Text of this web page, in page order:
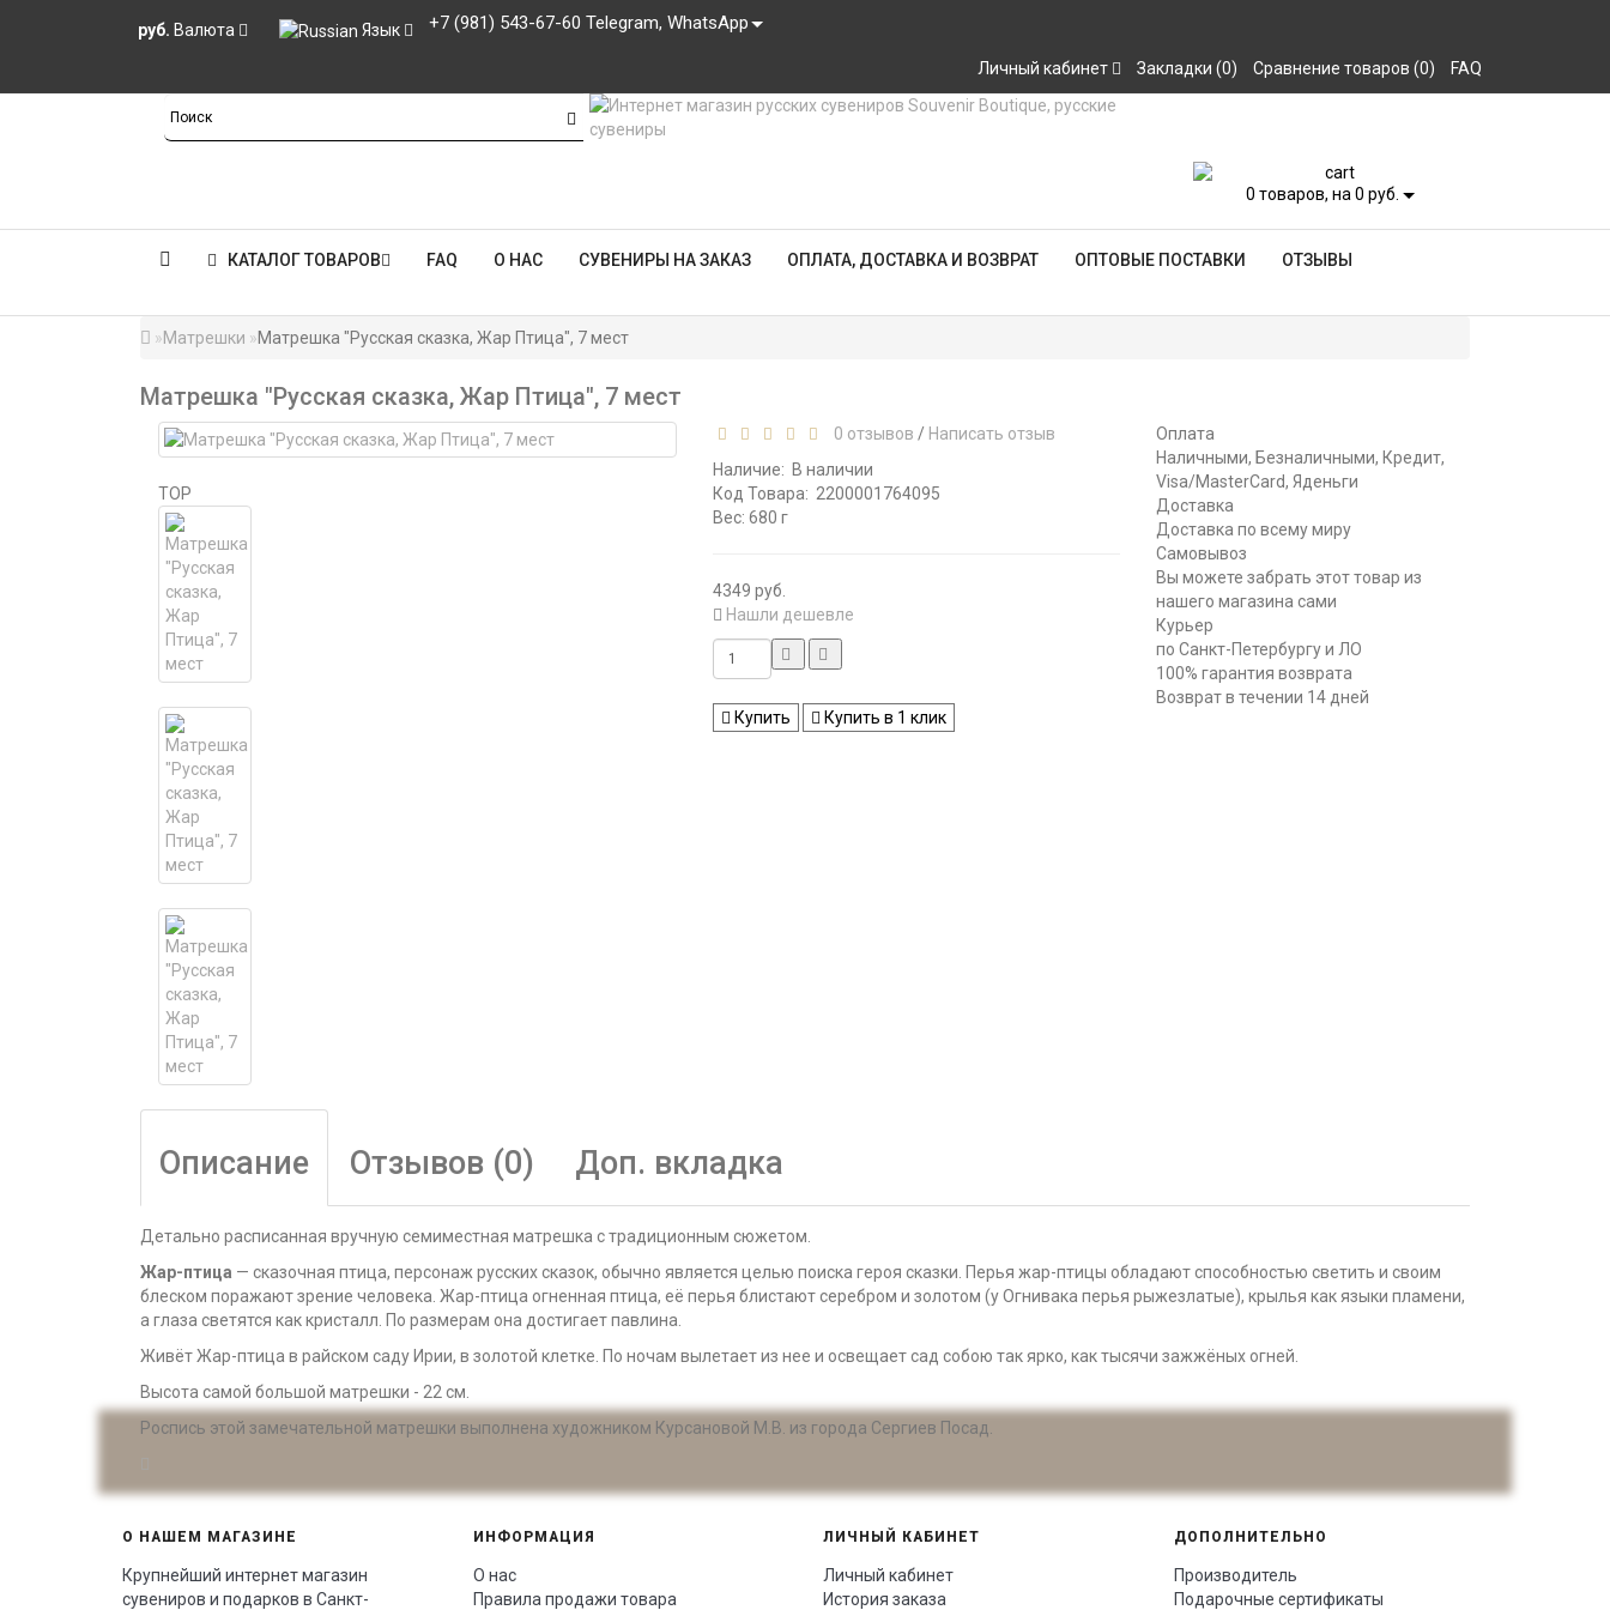
руб. Валюта Язык +7 (981) 543-67-60 Telegram, WhatsApp
Личный кабинет Закладки (0) Сравнение товаров (0) FAQ
0 товаров, на 0 руб.
КАТАЛОГ ТОВАРОВ FAQ О НАС СУВЕНИРЫ НА ЗАКАЗ ОПЛАТА, ДОСТАВКА И ВОЗВРАТ ОПТОВЫЕ ПОСТАВКИ ОТЗЫВЫ
Матрешки Матрешка "Русская сказка, Жар Птица", 7 мест
Матрешка "Русская сказка, Жар Птица", 7 мест
TOP
0 отзывов / Написать отзыв
Наличие: В наличии
Код Товара: 2200001764095
Вес: 680 г
4349 руб.
Нашли дешевле
Купить Купить в 1 клик
Оплата
Наличными, Безналичными, Кредит,
Visa/MasterCard, Яденьги
Доставка
Доставка по всему миру
Самовывоз
Вы можете забрать этот товар из
нашего магазина сами
Курьер
по Санкт-Петербургу и ЛО
100% гарантия возврата
Возврат в течении 14 дней
Описание Отзывов (0) Доп. вкладка
Детально расписанная вручную семиместная матрешка с традиционным сюжетом.
Жар-птица — сказочная птица, персонаж русских сказок, обычно является целью поиска героя сказки. Перья жар-птицы обладают способностью светить и своим
блеском поражают зрение человека. Жар-птица огненная птица, её перья блистают серебром и золотом (у Огнивака перья рыжезлатые), крылья как языки пламени,
а глаза светятся как кристалл. По размерам она достигает павлина.
Живёт Жар-птица в райском саду Ирии, в золотой клетке. По ночам вылетает из нее и освещает сад собою так ярко, как тысячи зажжёных огней.
Высота самой большой матрешки - 22 см.
Роспись этой замечательной матрешки выполнена художником Курсановой М.В. из города Сергиев Посад.
О НАШЕМ МАГАЗИНЕ
Крупнейший интернет магазин
сувениров и подарков в Санкт-
ИНФОРМАЦИЯ
О нас
Правила продажи товара
ЛИЧНЫЙ КАБИНЕТ
Личный кабинет
История заказа
ДОПОЛНИТЕЛЬНО
Производитель
Подарочные сертификаты